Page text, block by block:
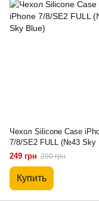
Чехол Silicone Case
7/8/SE2 FULL (№43 Sky
249 грн 290 грн
Купить